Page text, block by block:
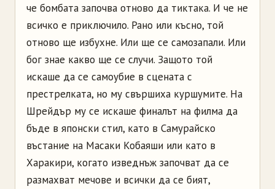
че бомбата започва отново да тиктака. И че не
всичко е приключило. Рано или късно, той
отново ще избухне. Или ще се самозапали. Или
бог знае какво ще се случи. Защото той
искаше да се самоубие в сцената с
престрелката, но му свършиха куршумите. На
Шрейдър му се искаше финалът на филма да
бъде в японски стил, като в Самурайско
въстание на Масаки Кобаяши или като в
Харакири, когато изведнъж започват да се
размахват мечове и всички да се бият,